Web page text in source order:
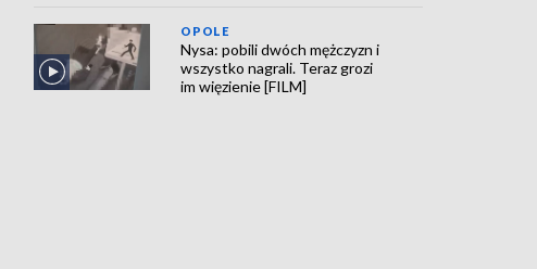
OPOLE
Nysa: pobili dwóch mężczyzn i
wszystko nagrali. Teraz grozi
im więzienie [FILM]